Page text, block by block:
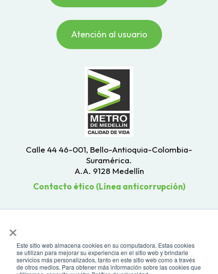
×
Este sitio web almacena cookies en su computadora. Estas cookies
se utilizan para mejorar su experiencia en el sitio web y brindarle
servicios más personalizados, tanto en este sitio web como a través
de otros medios. Para obtener más información sobre las cookies que
Atención al usuario
Calle 44 46-001, Bello-Antioquia-Colombia-
Suramérica.
A.A. 9128 Medellín
Contacto ético (Línea anticorrupción)